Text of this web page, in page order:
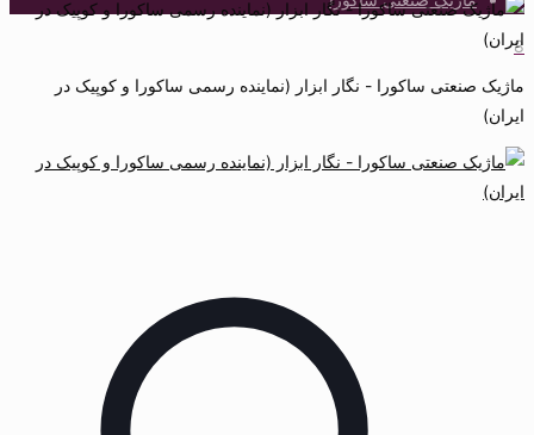
8
ماژیک صنعتی ساکورا - نگار ابزار (نماینده رسمی ساکورا و کوپیک در
ایران)